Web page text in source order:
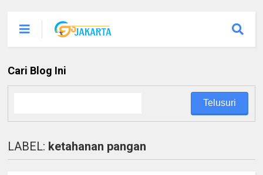
Cari Blog Ini
LABEL: ketahanan pangan